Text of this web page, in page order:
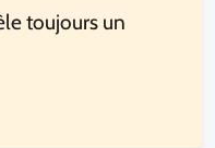
toujours un